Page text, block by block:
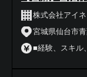
株式会社アイネ
宮城県仙台市
■経験、スキル